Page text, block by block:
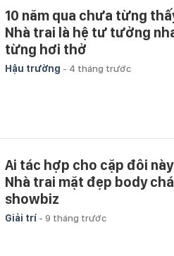
10 năm qua chưa từng
Nhà trai là hệ tư tưởng
từng hơi thở
Hậu trường - 4 tháng trước
Ai tác hợp cho cặp đôi
Nhà trai mặt đẹp body
showbiz
Giải trí - 9 tháng trước